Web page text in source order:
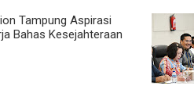
Tampung Aspirasi
Bahas Kesejahteraan